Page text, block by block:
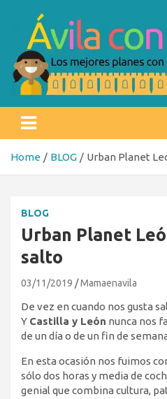
content
Ávila con niños
Home BLOG Urban Planet
BLOG
Urban Planet
salto
03/11/2019 Mamaenavila
De vez en cuando nos gusta
Y Castilla y León nunca nos
de un día o de un fin de
En esta ocasión nos fuimos
sólo dos horas y media de
genial que combina cultura,